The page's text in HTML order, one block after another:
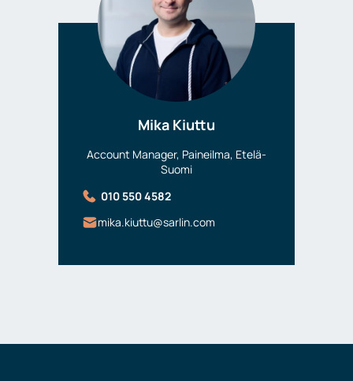
Mika Kiuttu
Account Manager, Paineilma, Etelä-
Suomi
010 550 4582
mika.kiuttu@sarlin.com